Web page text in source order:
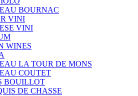
BOURNAC
VINI
VINI
WINES
LA TOUR DE MONS
COUTET
BOUILLOT
DE CHASSE